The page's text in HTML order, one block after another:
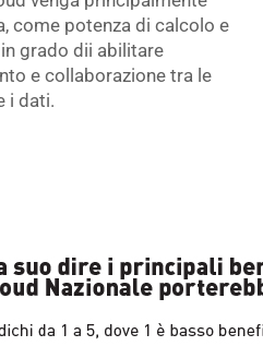
come potenza di calcolo e
grado dii abilitare
e collaborazione tra le
i dati.